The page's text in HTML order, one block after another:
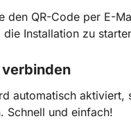
den QR-Code per E-
die Installation zu
automatisch aktiviert,
Schnell und einfach!